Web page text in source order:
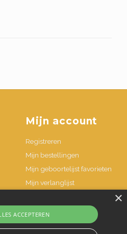
Mijn account
Registreren
Mijn bestellingen
Mijn geboortelijst favorieten
Mijn verlanglijst
×
ACCEPTEREN